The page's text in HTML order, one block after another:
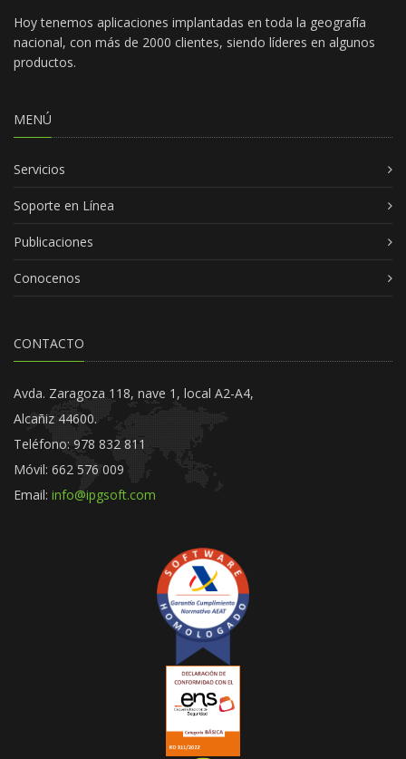
Hoy tenemos aplicaciones implantadas en toda la geografía
nacional, con más de 2000 clientes, siendo líderes en algunos
productos.
MENÚ
Servicios
Soporte en Línea
Publicaciones
Conocenos
CONTACTO
Avda. Zaragoza 118, nave 1, local A2-A4,
Alcañiz 44600.
Teléfono: 978 832 811
Móvil: 662 576 009
Email: info@ipgsoft.com